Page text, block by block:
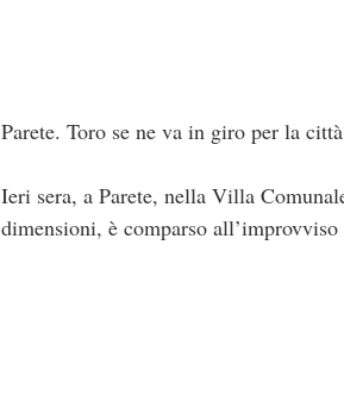
Parete. Toro se ne va in giro per la
Ieri sera, a Parete, nella Villa
dimensioni, è comparso